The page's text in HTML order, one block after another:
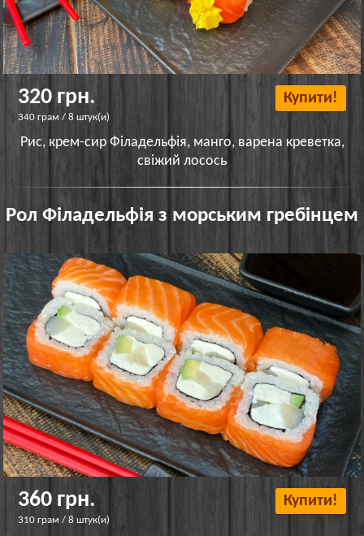
320 грн.
340 грам / 8 штук(и)
Купити!
Рис, крем-сир Філадельфія, манго, варена креветка,
свіжий лосось
Рол Філадельфія з морським гребінцем
360 грн.
310 грам / 8 штук(и)
Купити!